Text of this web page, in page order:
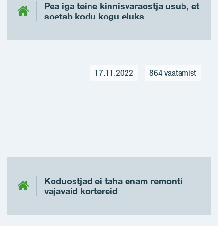
Pea iga teine kinnisvaraostja usub, et
soetab kodu kogu eluks
17.11.2022 864 vaatamist
Koduostjad ei taha enam remonti
vajavaid kortereid